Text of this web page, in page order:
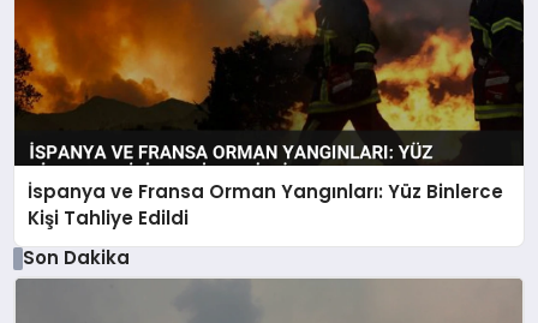
İspanya ve Fransa Orman Yangınları: Yüz Binlerce
Kişi Tahliye Edildi
Son Dakika